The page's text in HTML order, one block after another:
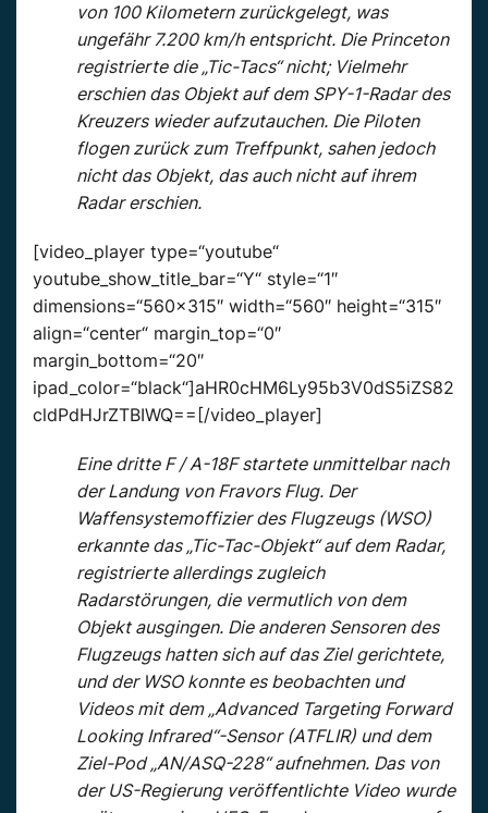
von 100 Kilometern zurückgelegt, was
ungefähr 7.200 km/h entspricht. Die Princeton
registrierte die „Tic-Tacs“ nicht; Vielmehr
erschien das Objekt auf dem SPY-1-Radar des
Kreuzers wieder aufzutauchen. Die Piloten
flogen zurück zum Treffpunkt, sahen jedoch
nicht das Objekt, das auch nicht auf ihrem
Radar erschien.
[video_player type=“youtube“
youtube_show_title_bar=“Y“ style=“1″
dimensions=“560×315″ width=“560″ height=“315″
align=“center“ margin_top=“0″
margin_bottom=“20″
ipad_color=“black“]aHR0cHM6Ly95b3V0dS5iZS82
cldPdHJrZTBIWQ==[/video_player]
Eine dritte F / A-18F startete unmittelbar nach
der Landung von Fravors Flug. Der
Waffensystemoffizier des Flugzeugs (WSO)
erkannte das „Tic-Tac-Objekt“ auf dem Radar,
registrierte allerdings zugleich
Radarstörungen, die vermutlich von dem
Objekt ausgingen. Die anderen Sensoren des
Flugzeugs hatten sich auf das Ziel gerichtete,
und der WSO konnte es beobachten und
Videos mit dem „Advanced Targeting Forward
Looking Infrared“-Sensor (ATFLIR) und dem
Ziel-Pod „AN/ASQ-228“ aufnehmen. Das von
der US-Regierung veröffentlichte Video wurde